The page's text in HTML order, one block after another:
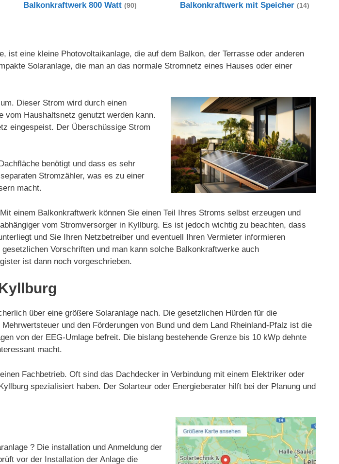
Balkonkraftwerk 800 Watt(90) Balkonkraftwerk mit Speicher(14)
ist eine kleine Photovoltaikanlage, die auf dem Balkon, der Terrasse oder anderen
Solaranlage, die man an das normale Stromnetz eines Hauses oder einer
Dieser Strom wird durch einen
vom Haushaltsnetz genutzt werden kann.
eingespeist. Der Überschüssige Strom
benötigt und dass es sehr
Stromzähler, was es zu einer
macht.
einem Balkonkraftwerk können Sie einen Teil Ihres Stroms selbst erzeugen und
vom Stromversorger in Kyllburg. Es ist jedoch wichtig zu beachten, dass
und Sie Ihren Netzbetreiber und eventuell Ihren Vermieter informieren
Vorschriften und man kann solche Balkonkraftwerke auch
ist dann noch vorgeschrieben.
über eine größere Solaranlage nach. Die gesetzlichen Hürden für die
und den Förderungen von Bund und dem Land Rheinland-Pfalz ist die
von der EEG-Umlage befreit. Die bislang bestehende Grenze bis 10 kWp dehnte
macht.
Fachbetrieb. Oft sind das Dachdecker in Verbindung mit einem Elektriker oder
spezialisiert haben. Der Solarteur oder Energieberater hilft bei der Planung und
? Die installation und Anmeldung der
vor der Installation der Anlage die